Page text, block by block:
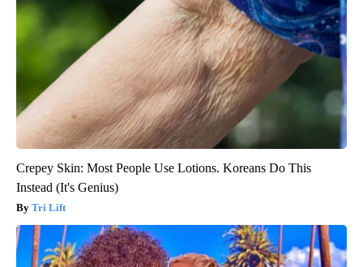
Crepey Skin: Most People Use Lotions. Koreans Do This
Instead (It's Genius)
Tri Lift